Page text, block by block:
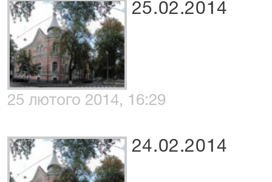
25.02.2014
25 лютого 2014, 16:29
24.02.2014